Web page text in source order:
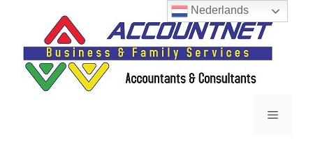
inhoud
Menu
Nederlands